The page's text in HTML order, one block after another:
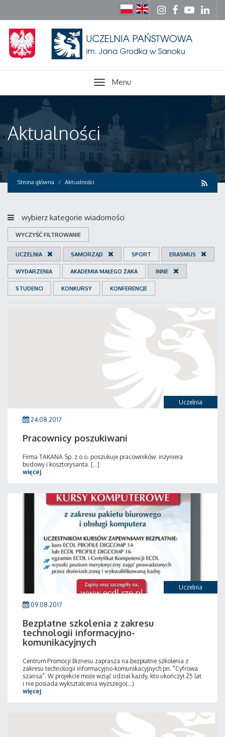
Menu
Aktualności
Strona główna Aktualności
wybierz kategorie wiadomości
WYCZYŚĆ FILTROWANIE
UCZELNIA SAMORZĄD SPORT ERASMUS
WYDARZENIA AKADEMIA MAŁEGO ŻAKA INNE
STUDENCI KONKURSY KONFERENCJE
Uczelnia
24.08.2017
Pracownicy poszukiwani
Firma TAKANA Sp. z o.o. poszukuje pracowników: inżyniera
budowy i kosztorysanta. [...]
więcej
Uczelnia
09.08.2017
Bezpłatne szkolenia z zakresu
technologii informacyjno-
komunikacyjnych
Centrum Promocji Biznesu zaprasza na bezpłatne szkolenia z
zakresu technologii informacyjno-komunikacyjnych pn. "Cyfrowa
szansa". W projekcie może wziąć udział każdy, kto ukończył 25 lat
i nie posiada wykształcenia wyższego(...)
więcej